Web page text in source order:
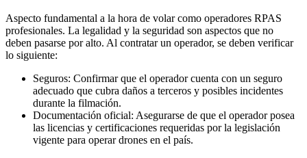
Aspecto fundamental a la hora de volar como operadores RPAS
profesionales. La legalidad y la seguridad son aspectos que no
deben pasarse por alto. Al contratar un operador, se deben verificar
lo siguiente:
Seguros: Confirmar que el operador cuenta con un seguro
adecuado que cubra daños a terceros y posibles incidentes
durante la filmación.
Documentación oficial: Asegurarse de que el operador posea
las licencias y certificaciones requeridas por la legislación
vigente para operar drones en el país.